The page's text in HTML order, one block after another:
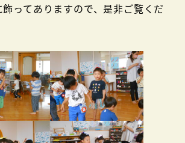
ってありますので、是非ご覧くだ